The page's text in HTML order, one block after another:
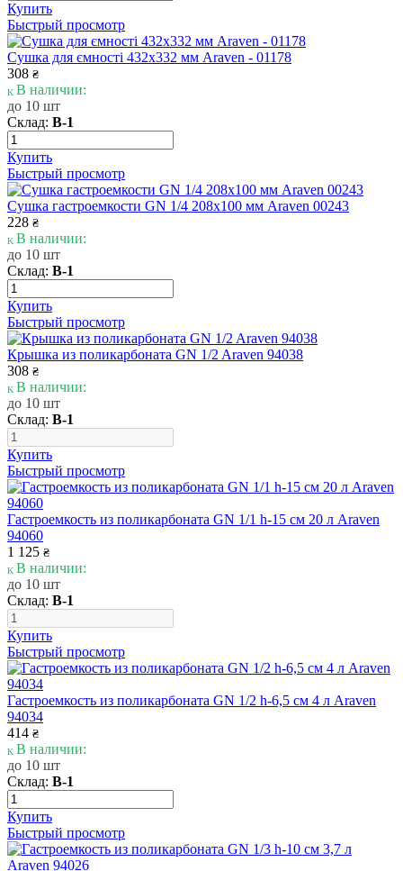
Купить
Быстрый просмотр
Сушка для ємності 432х332 мм Araven - 01178
308 ₴
В наличии:
до 10 шт
Склад: В-1
Купить
Быстрый просмотр
Сушка гастроемкости GN 1/4 208х100 мм Araven 00243
228 ₴
В наличии:
до 10 шт
Склад: В-1
Купить
Быстрый просмотр
Крышка из поликарбоната GN 1/2 Araven 94038
308 ₴
В наличии:
до 10 шт
Склад: В-1
Купить
Быстрый просмотр
Гастроемкость из поликарбоната GN 1/1 h-15 см 20 л Araven
94060
1 125 ₴
В наличии:
до 10 шт
Склад: В-1
Купить
Быстрый просмотр
Гастроемкость из поликарбоната GN 1/2 h-6,5 см 4 л Araven
94034
414 ₴
В наличии:
до 10 шт
Склад: В-1
Купить
Быстрый просмотр